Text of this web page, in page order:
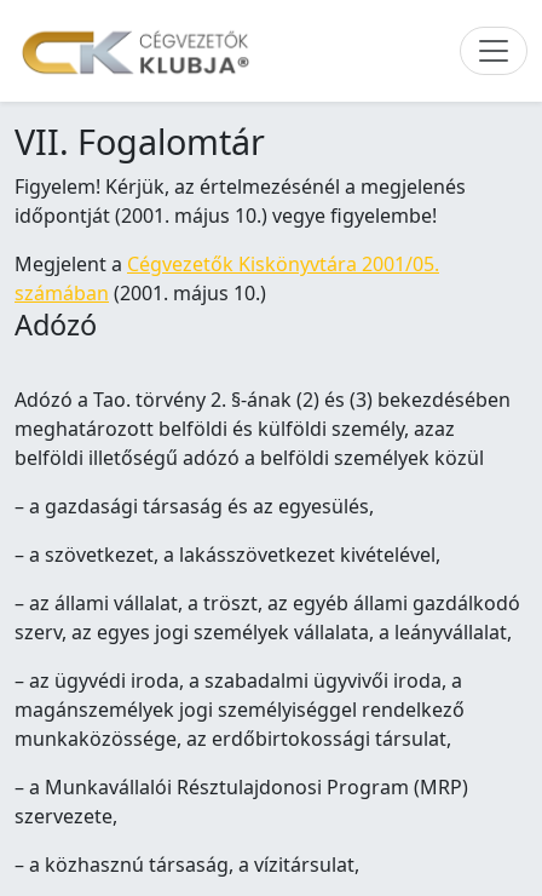
VII. Fogalomtár
Figyelem! Kérjük, az értelmezésénél a megjelenés
időpontját (2001. május 10.) vegye figyelembe!
Megjelent a Cégvezetők Kiskönyvtára 2001/05.
számában (2001. május 10.)
Adózó
Adózó a Tao. törvény 2. §-ának (2) és (3) bekezdésében
meghatározott belföldi és külföldi személy, azaz
belföldi illetőségű adózó a belföldi személyek közül
– a gazdasági társaság és az egyesülés,
– a szövetkezet, a lakásszövetkezet kivételével,
– az állami vállalat, a tröszt, az egyéb állami gazdálkodó
szerv, az egyes jogi személyek vállalata, a leányvállalat,
– az ügyvédi iroda, a szabadalmi ügyvivői iroda, a
magánszemélyek jogi személyiséggel rendelkező
munkaközössége, az erdőbirtokossági társulat,
– a Munkavállalói Résztulajdonosi Program (MRP)
szervezete,
– a közhasznú társaság, a vízitársulat,